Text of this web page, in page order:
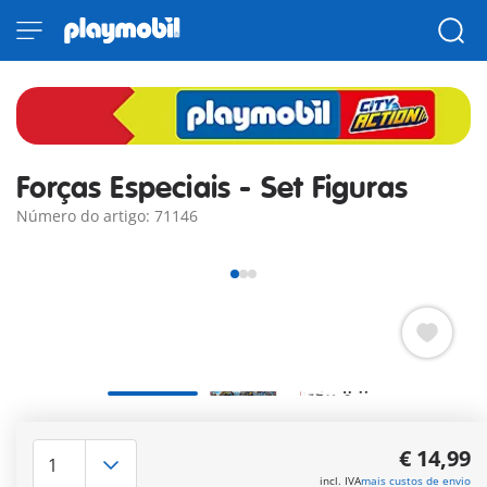
Forças Especiais - Set Figuras
Número do artigo: 71146
oficial, um coordenador de operações e um criminoso.
Mais informações
€ 14,99
incl. IVAmais custos de envio